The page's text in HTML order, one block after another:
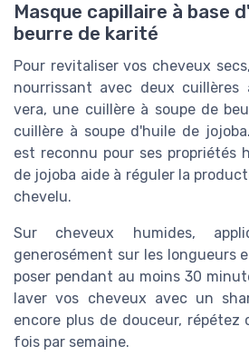
Masque capillaire à base
beurre de karité
Pour revitaliser vos cheveux
nourrissant avec deux cuillères
vera, une cuillère à soupe de
cuillère à soupe d'huile de
est reconnu pour ses propriétés
de jojoba aide à réguler la
chevelu.
Sur cheveux humides,
generosément sur les longueurs
poser pendant au moins 30
laver vos cheveux avec un
encore plus de douceur, répétez
fois par semaine.